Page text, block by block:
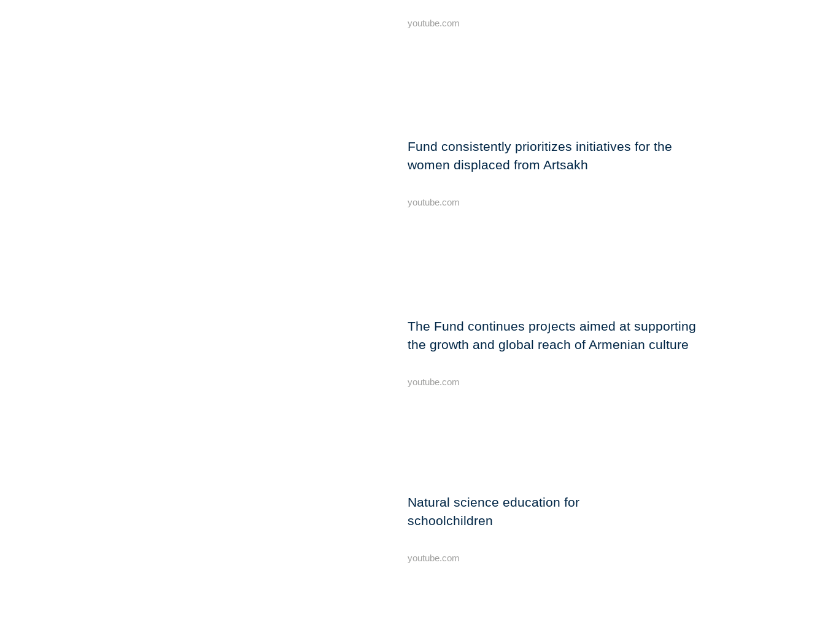
youtube.com
Fund consistently prioritizes initiatives for the
women displaced from Artsakh
youtube.com
The Fund continues proյects aimed at supporting
the growth and global reach of Armenian culture
youtube.com
Natural science education for
schoolchildren
youtube.com